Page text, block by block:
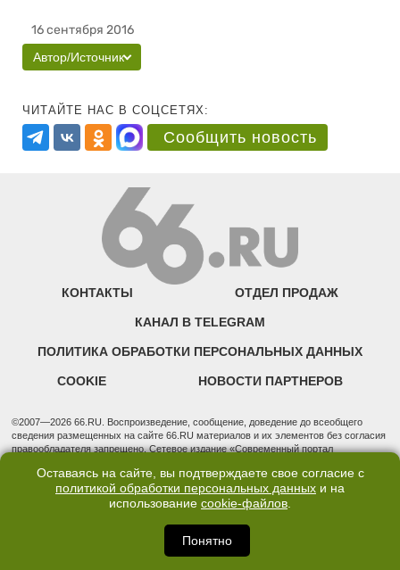
16 сентября 2016
Автор/Источник
ЧИТАЙТЕ НАС В СОЦСЕТЯХ:
Сообщить новость
КОНТАКТЫ ОТДЕЛ ПРОДАЖ
КАНАЛ В TELEGRAM
ПОЛИТИКА ОБРАБОТКИ ПЕРСОНАЛЬНЫХ ДАННЫХ
COOKIE НОВОСТИ ПАРТНЕРОВ
©2007—2026 66.RU. Воспроизведение, сообщение, доведение до всеобщего
сведения размещенных на сайте 66.RU материалов и их элементов без согласия
правообладателя запрещено. Сетевое издание «Современный портал
надзору в сфере связи, информационных технологий и массовых коммуникаций
(Роскомнадзор). Регистрационный номер ЭЛ № ФС 77 - 76634 от 02.09.2019
Учредитель: Общество с ограниченной ответственностью "66.ру". Юридический
3, оф. 7015 Фактический адрес редакции и отдела продаж: 620014, Свердловская
обл., г. Екатеринбург, ул. Бориса Ельцина, д. 3, оф. 7015, +7 (343) 288-50-66
info@news.66.ru Главный редактор: Шлыков Дмитрий Владимирович
Оставаясь на сайте, вы подтверждаете свое согласие с
политикой обработки персональных данных и на
использование cookie-файлов.
Понятно